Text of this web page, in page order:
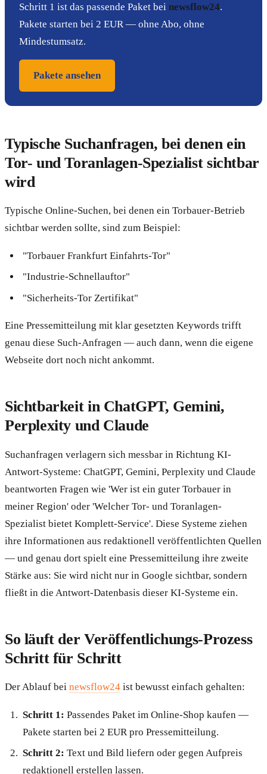
Schritt 1 ist das passende Paket bei newsflow24.
Pakete starten bei 2 EUR — ohne Abo, ohne
Mindestumsatz.
Pakete ansehen
Typische Suchanfragen, bei denen ein
Tor- und Toranlagen-Spezialist sichtbar
wird
Typische Online-Suchen, bei denen ein Torbauer-Betrieb
sichtbar werden sollte, sind zum Beispiel:
"Torbauer Frankfurt Einfahrts-Tor"
"Industrie-Schnellauftor"
"Sicherheits-Tor Zertifikat"
Eine Pressemitteilung mit klar gesetzten Keywords trifft
genau diese Such-Anfragen — auch dann, wenn die eigene
Webseite dort noch nicht ankommt.
Sichtbarkeit in ChatGPT, Gemini,
Perplexity und Claude
Suchanfragen verlagern sich messbar in Richtung KI-
Antwort-Systeme: ChatGPT, Gemini, Perplexity und Claude
beantworten Fragen wie 'Wer ist ein guter Torbauer in
meiner Region' oder 'Welcher Tor- und Toranlagen-
Spezialist bietet Komplett-Service'. Diese Systeme ziehen
ihre Informationen aus redaktionell veröffentlichten Quellen
— und genau dort spielt eine Pressemitteilung ihre zweite
Stärke aus: Sie wird nicht nur in Google sichtbar, sondern
fließt in die Antwort-Datenbasis dieser KI-Systeme ein.
So läuft der Veröffentlichungs-Prozess
Schritt für Schritt
Der Ablauf bei newsflow24 ist bewusst einfach gehalten:
Schritt 1: Passendes Paket im Online-Shop kaufen —
Pakete starten bei 2 EUR pro Pressemitteilung.
Schritt 2: Text und Bild liefern oder gegen Aufpreis
redaktionell erstellen lassen.